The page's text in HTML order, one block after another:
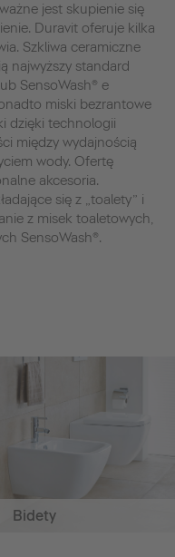
jest skupienie się
Duravit oferuje kilka
Szkliwa ceramiczne
najwyższy standard
SensoWash® e
miski bezrantowe
dzięki technologii
między wydajnością
wody. Ofertę
akcesoria.
się z „toalety” i
z misek toaletowych,
SensoWash®.
Bidety